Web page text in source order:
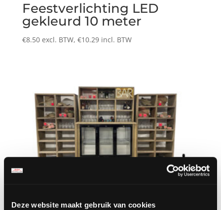
Deze website maakt gebruik van cookies
Feestverlichting LED
gekleurd 10 meter
€8.50 excl. BTW, €10.29incl. BTW